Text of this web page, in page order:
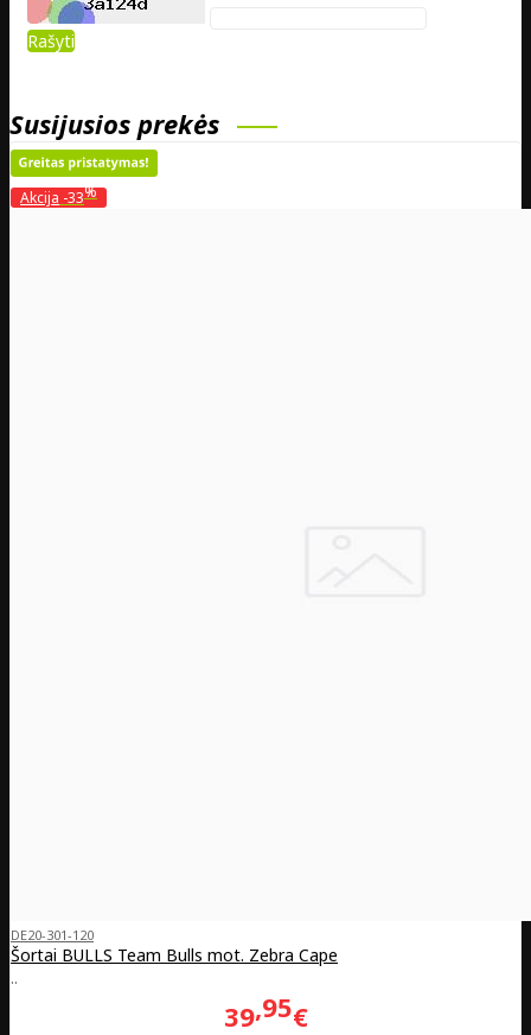
Rašyti
Susijusios prekės
Akcija -33%
DE20-301-120
Šortai BULLS Team Bulls mot. Zebra Cape
..
39 95€